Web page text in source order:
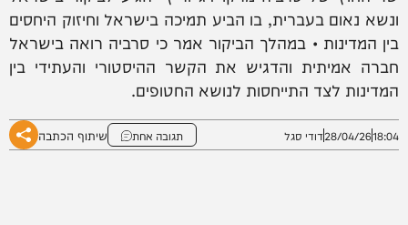
ונשא נאום בעברית, בו הביע תמיכה בישראל וחיזוק היחסים
בין המדינות • במהלך הביקור אמר כי סרביה רואה בישראל
חברה אמיתית והדגיש את הקשר ההיסטורי והעתידי בין
המדינות לצד התייחסות לנושא החטופים.
18:04
28/04/26דודי סגל תגובה אחת שיתוף הכתבה